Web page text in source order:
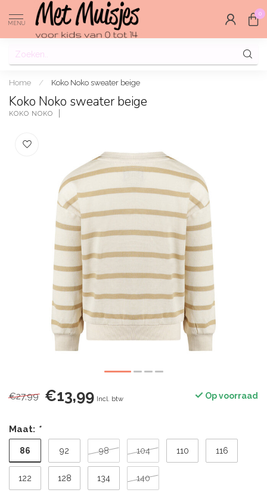
MENU
0
Home / Koko Noko sweater beige
Koko Noko sweater beige
KOKO NOKO
€27,99 €13,99 Incl. btw Op voorraad
Maat: *
86 92 98 104 110 116
122 128 134 140